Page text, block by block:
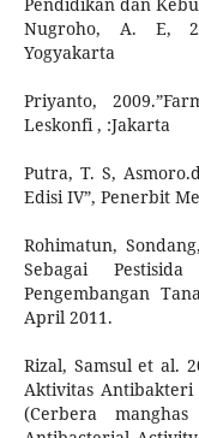
Nugroho, A. E,
Yogyakarta
Priyanto,
Leskonfi , :Jakarta
Putra, T. S,
Edisi IV”, Penerbit
Rohimatun,
Sebagai
Pengembangan
April 2011.
Rizal, Samsul et al.
Aktivitas Antibakteri
(Cerbera